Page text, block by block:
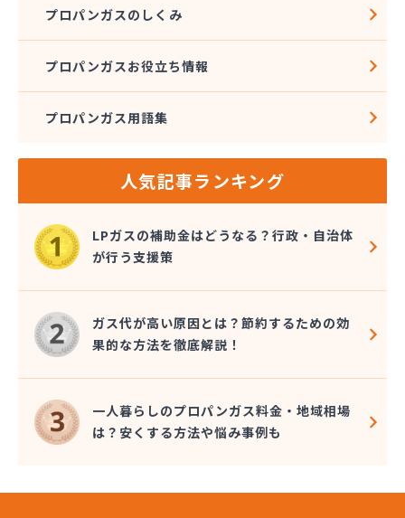
切手ガス設備
増田石油株式会社 鹿児島支店 ガス営業所
増田石油株式会社 大隅ガス営業所
増田石油株式会社 枕崎ガス営業所
太田屋プロパンガス
太陽ガス株式会社 伊集院営業所
太陽ガス株式会社 湯之元営業所
太陽ガス株式会社 松元営業所
大盛産業株式会社
第一オートガススタンド
谷山日通プロパン
中原和盛
中村石油店
田中商店
徳丸商店
内村商店
内尾商店
南九州ガスターミナル株式会社
プロパンガスのしくみ
プロパンガスお役立ち情報
プロパンガス用語集
人気記事ランキング
LPガスの補助金はどうなる？行政・自治体
が行う支援策
ガス代が高い原因とは？節約するための効
果的な方法を徹底解説！
一人暮らしのプロパンガス料金・地域相場
は？安くする方法や悩み事例も